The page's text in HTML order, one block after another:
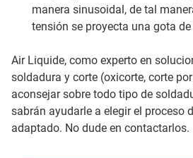
manera sinusoidal, de tal
tensión se proyecta una gota
Air Liquide, como experto en
soldadura y corte (oxicorte, corte
aconsejar sobre todo tipo de
sabrán ayudarle a elegir el proceso
adaptado. No dude en contactarlos.